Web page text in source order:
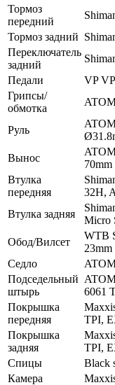
Тормоз
передний
Тормоз задний
Переключатель
задний
Педали
VP
Грипсы/
обмотка
Руль
Вынос
Втулка
передняя
32H,
Втулка задняя
Micro
Обод/Вилсет
WTB
23mm
Седло
Подседельный
штырь
6061
Покрышка
передняя
TPI,
Покрышка
задняя
TPI,
Спицы
Black
Камера